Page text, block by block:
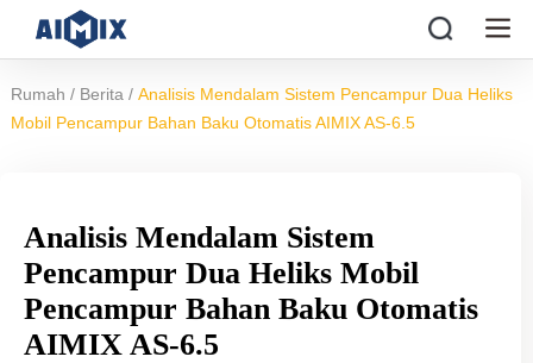
Rumah / Berita / Analisis Mendalam Sistem Pencampur Dua Heliks
Mobil Pencampur Bahan Baku Otomatis AIMIX AS-6.5
Analisis Mendalam Sistem
Pencampur Dua Heliks Mobil
Pencampur Bahan Baku Otomatis
AIMIX AS-6.5